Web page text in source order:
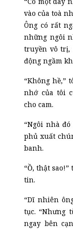
vào của toà
Ông có rất
những ngôi
truyền vô trị,
động ngầm
“Không hề,”
nhớ của tôi
cho cam.
“Ngôi nhà
phủ xuất
banh.
“Ồ, thật
tin.
“Dĩ nhiên
tục. “Nhưng
ngay bên